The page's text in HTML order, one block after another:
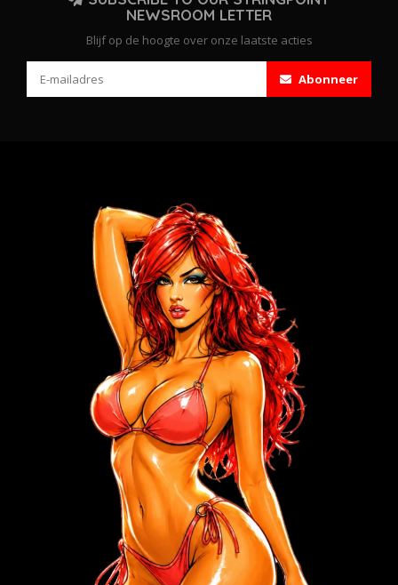
NEWSROOM LETTER
Blijf op de hoogte over onze laatste acties
Abonneer